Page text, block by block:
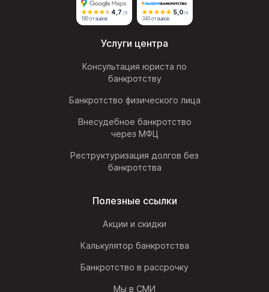
4,7 /5
180 отзывов
5,0/5
340 отзывов
Услуги центра
Консультация юриста по
банкротству
Банкротство физического лица
Внесудебное банкротство
через МФЦ
Реструктуризация долгов без
банкротства
Полезные ссылки
Акции и скидки
Калькулятор банкротства
Банкротство в рассрочку
Мы в СМИ